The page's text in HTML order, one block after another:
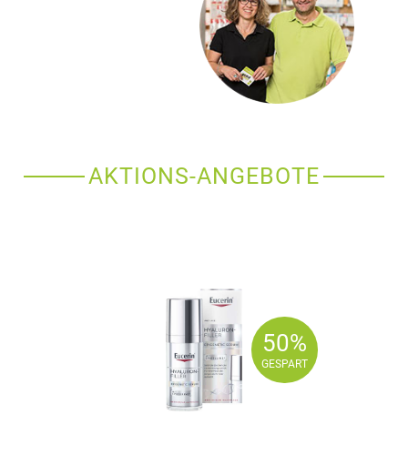
AKTIONS-ANGEBOTE
50%
GESPART
50%
GESPART